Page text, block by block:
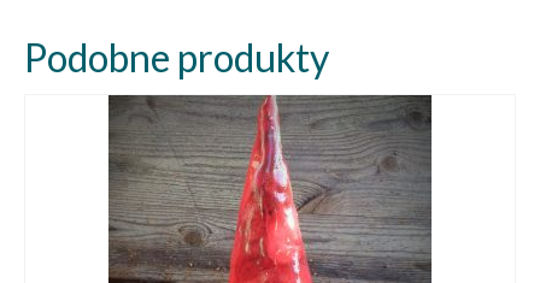
Podobne produkty